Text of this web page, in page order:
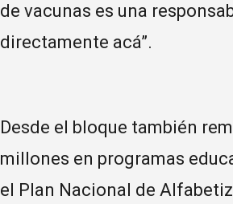
de vacunas es una
directamente acá”.
Desde el bloque también
millones en programas
el Plan Nacional de